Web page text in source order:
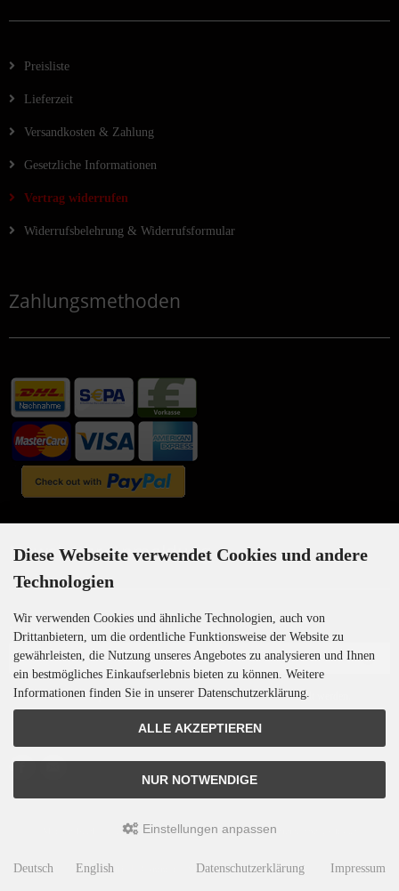
Preisliste
Lieferzeit
Versandkosten & Zahlung
Gesetzliche Informationen
Vertrag widerrufen
Widerrufsbelehrung & Widerrufsformular
Zahlungsmethoden
Newsletter-Anmeldung
E-Mail-Adresse:
Der Newsletter kann jederzeit hier oder in Ihrem Kundenkonto abbestellt werden.
Motoren-Israel © 2026 | Template © 2009-2026 bymodified eCommerce Shopsoftware
mod ified eCommerce Shopsoftware © 2009-2026
Diese Webseite verwendet Cookies und andere
Technologien
Wir verwenden Cookies und ähnliche Technologien, auch von
Drittanbietern, um die ordentliche Funktionsweise der Website zu
gewährleisten, die Nutzung unseres Angebotes zu analysieren und Ihnen
ein bestmögliches Einkaufserlebnis bieten zu können. Weitere
Informationen finden Sie in unserer Datenschutzerklärung.
ALLE AKZEPTIEREN
NUR NOTWENDIGE
Einstellungen anpassen
Deutsch English Datenschutzerklärung Impressum